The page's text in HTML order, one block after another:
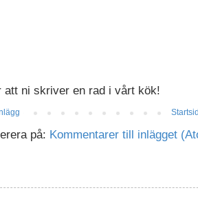
att ni skriver en rad i vårt kök!
på: Kommentarer till inlägget